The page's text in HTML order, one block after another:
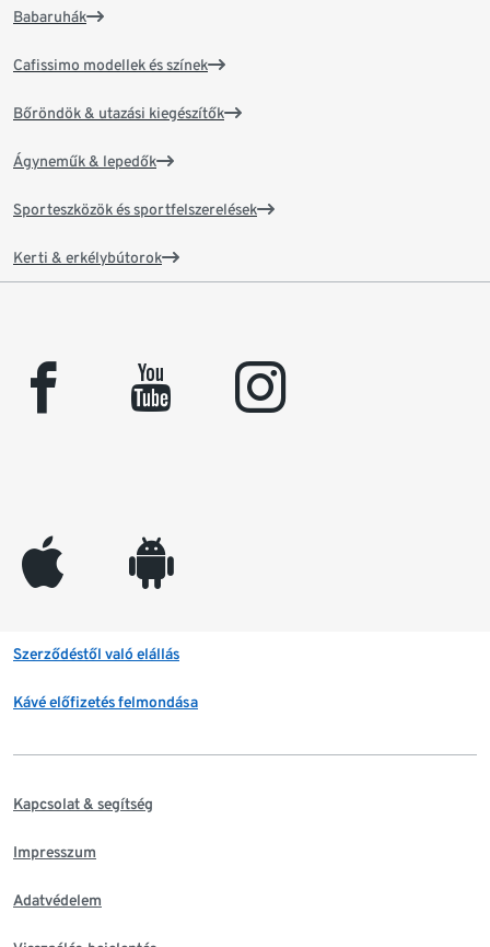
Babaruhák
Cafissimo modellek és színek
Bőröndök & utazási kiegészítők
Ágyneműk & lepedők
Sporteszközök és sportfelszerelések
Kerti & erkélybútorok
facebook youtube instagram
appleinc android
Szerződéstől való elállás
Kávé előfizetés felmondása
Kapcsolat & segítség
Impresszum
Adatvédelem